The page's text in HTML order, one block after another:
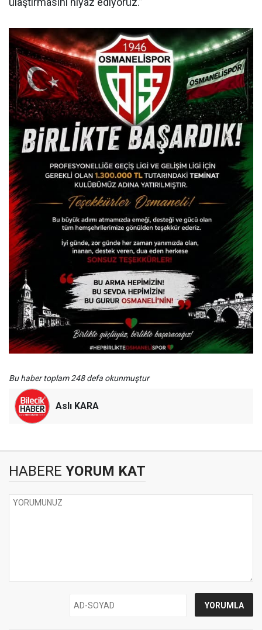
Bu haber toplam 248 defa okunmuştur
Aslı KARA
HABERE YORUM KAT